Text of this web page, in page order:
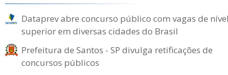
Dataprev abre concurso público com vagas de
superior em diversas cidades do Brasil
Prefeitura de Santos - SP divulga retificações de
concursos públicos